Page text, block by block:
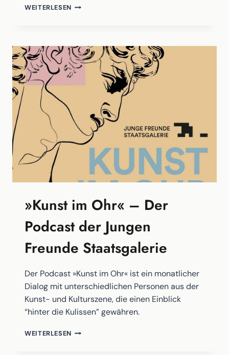
WEITERLESEN KLASSISCH
PODCAST
»Kunst im Ohr« – Der
Podcast der Jungen
Freunde Staatsgalerie
Der Podcast »Kunst im Ohr« ist ein monatlicher
Dialog mit unterschiedlichen Personen aus der
Kunst- und Kulturszene, die einen Einblick
“hinter die Kulissen” gewähren.
WEITERLESEN »KUNST